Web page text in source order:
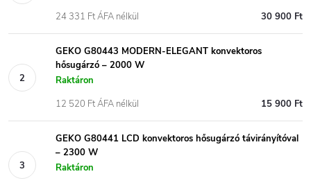
30 900 Ft
24 331 Ft ÁFA nélkül
GEKO G80443 MODERN-ELEGANT konvektoros
hősugárzó – 2000 W
Raktáron
15 900 Ft
12 520 Ft ÁFA nélkül
GEKO G80441 LCD konvektoros hősugárzó távirányítóval
– 2300 W
Raktáron